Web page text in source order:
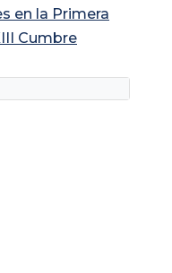
en la Primera
Cumbre